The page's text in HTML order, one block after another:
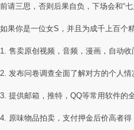
前请三思，否则后果自负，下场会和“
如果你是一位女S，并且为成千上百个
1. 售卖原创视频，音频，漫画，自动
2. 发布问卷调查全面了解对方的个人情
3. 提供邮箱，推特，QQ等常用软件的
4. 原味物品拍卖，支付押金后价高者